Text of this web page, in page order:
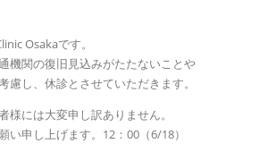
Osakaです。
機関の復旧見込みがたたないことや
慮し、休診とさせていただきます。
様には大変申し訳ありません。
い申し上げます。12：00（6/18）